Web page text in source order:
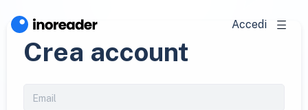
Accedi
Crea account